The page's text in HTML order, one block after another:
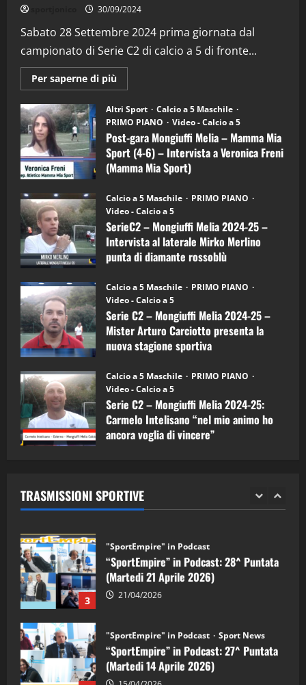
30/09/2024
Sabato 28 Settembre 2024 prima giornata dal
campionato di Serie C2 di calcio a 5 di fronte...
Per saperne di più
informazioni
Post-
gara
Mongiuffi
Melia
–
Mamma
Mia
Sport
6)
–
Intervista
a
mister
Arturo
Carciotto
(Mongiuffi
Altri Sport
Calcio a 5 Maschile
PRIMO PIANO
Video - Calcio a 5
Post-gara Mongiuffi Melia – Mamma Mia
Sport (4-6) – Intervista a Veronica Freni
(Mamma Mia Sport)
Calcio a 5 Maschile
PRIMO PIANO
Video - Calcio a 5
SerieC2 – Mongiuffi Melia 2024-25 –
Intervista al laterale Mirko Merlino
punta di diamante rossoblù
Calcio a 5 Maschile
PRIMO PIANO
Video - Calcio a 5
Serie C2 – Mongiuffi Melia 2024-25 –
Mister Arturo Carciotto presenta la
nuova stagione sportiva
Calcio a 5 Maschile
PRIMO PIANO
Video - Calcio a 5
Serie C2 – Mongiuffi Melia 2024-25:
Carmelo Intelisano “nel mio animo ho
ancora voglia di vincere”
TRASMISSIONI SPORTIVE
2
“SportEmpire” in Podcast: 29^ Puntata
(Martedi 28 Aprile 2026)
28/04/2026
3
"SportEmpire" in Podcast
“SportEmpire” in Podcast: 28^ Puntata
(Martedi 21 Aprile 2026)
21/04/2026
4
“SportEmpire” in Podcast: 27^ Puntata
(Martedi 14 Aprile 2026)
15/04/2026
5
“SportEmpire” in Podcast: 26^ Puntata
(Martedi 07 Aprile 2026)
08/04/2026
1
“SportEmpire” in Podcast: 30^ Puntata
(Martedi 05 Maggio 2026)
08/05/2026
2 28/04/2026
3
“SportEmpire” in Podcast: 28^ Puntata
(Martedi 21 Aprile 2026)
21/04/2026
4
“SportEmpire” in Podcast: 27^ Puntata
(Martedi 14 Aprile 2026)
15/04/2026